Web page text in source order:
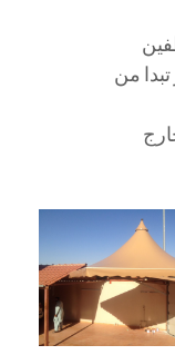
من